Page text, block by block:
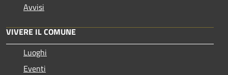
Avvisi
VIVERE IL COMUNE
Luoghi
Eventi